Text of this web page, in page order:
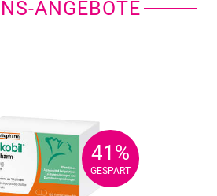
ANGEBOTE
41%
GESPART
41%
GESPART